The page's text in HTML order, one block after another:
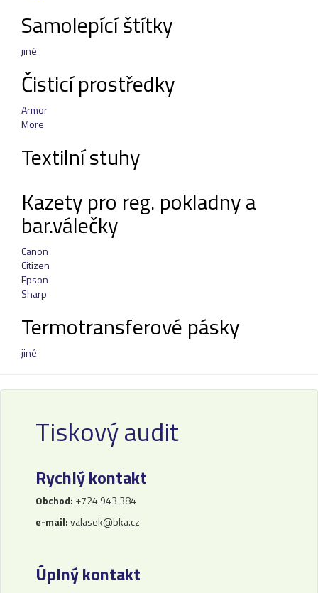
Samolepící štítky
jiné
Čisticí prostředky
Armor
More
Textilní stuhy
Kazety pro reg. pokladny a
bar.válečky
Canon
Citizen
Epson
Sharp
Termotransferové pásky
jiné
Tiskový audit
Rychlý kontakt
Obchod: +724 943 384
e-mail:valasek@bka.cz
Úplný kontakt